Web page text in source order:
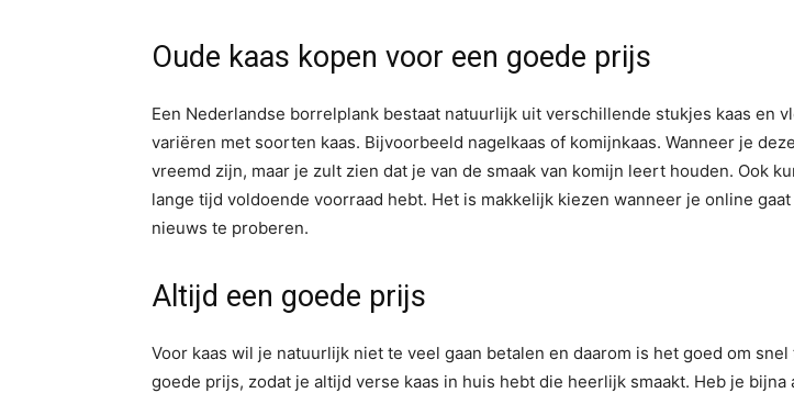
Oude kaas kopen voor een goede prijs
Een Nederlandse borrelplank bestaat natuurlijk uit verschillende stukjes kaas en
variëren met soorten kaas. Bijvoorbeeld nagelkaas of komijnkaas. Wanneer je
vreemd zijn, maar je zult zien dat je van de smaak van komijn leert houden. Ook
lange tijd voldoende voorraad hebt. Het is makkelijk kiezen wanneer je online
nieuws te proberen.
Altijd een goede prijs
Voor kaas wil je natuurlijk niet te veel gaan betalen en daarom is het goed om
goede prijs, zodat je altijd verse kaas in huis hebt die heerlijk smaakt. Heb je